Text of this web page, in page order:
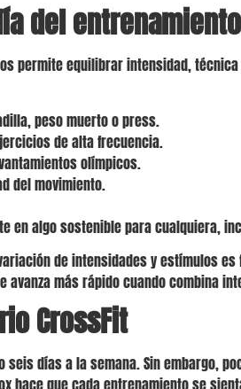
del entrenamiento
permite equilibrar intensidad,
peso muerto o press.
de alta frecuencia.
olímpicos.
del movimiento.
en algo sostenible para cualquiera,
de intensidades y estímulos
más rápido cuando combina
CrossFit
días a la semana. Sin embargo,